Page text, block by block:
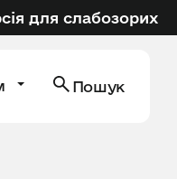
для слабозорих
Пошук